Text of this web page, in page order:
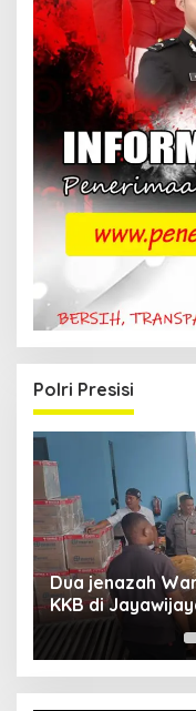
Polri Presisi
Dua jenazah
KKB di
Barat, Kaops